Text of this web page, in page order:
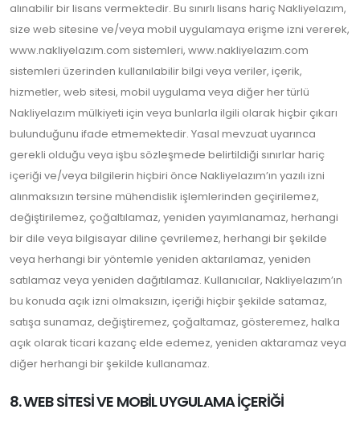
alınabilir bir lisans vermektedir. Bu sınırlı lisans hariç Nakliyelazım,
size web sitesine ve/veya mobil uygulamaya erişme izni vererek,
www.nakliyelazım.com sistemleri, www.nakliyelazım.com
sistemleri üzerinden kullanılabilir bilgi veya veriler, içerik,
hizmetler, web sitesi, mobil uygulama veya diğer her türlü
Nakliyelazım mülkiyeti için veya bunlarla ilgili olarak hiçbir çıkarı
bulunduğunu ifade etmemektedir. Yasal mevzuat uyarınca
gerekli olduğu veya işbu sözleşmede belirtildiği sınırlar hariç
içeriği ve/veya bilgilerin hiçbiri önce Nakliyelazım’ın yazılı izni
alınmaksızın tersine mühendislik işlemlerinden geçirilemez,
değiştirilemez, çoğaltılamaz, yeniden yayımlanamaz, herhangi
bir dile veya bilgisayar diline çevrilemez, herhangi bir şekilde
veya herhangi bir yöntemle yeniden aktarılamaz, yeniden
satılamaz veya yeniden dağıtılamaz. Kullanıcılar, Nakliyelazım’ın
bu konuda açık izni olmaksızın, içeriği hiçbir şekilde satamaz,
satışa sunamaz, değiştiremez, çoğaltamaz, gösteremez, halka
açık olarak ticari kazanç elde edemez, yeniden aktaramaz veya
diğer herhangi bir şekilde kullanamaz.
8. WEB SİTESİ VE MOBİL UYGULAMA İÇERİĞİ